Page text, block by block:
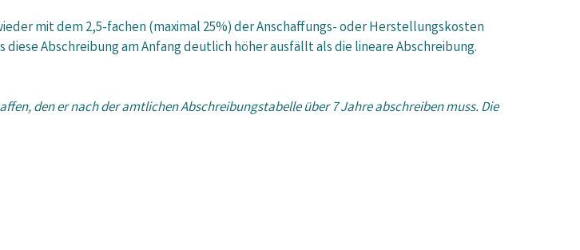
mit dem 2,5-fachen (maximal 25%) der Anschaffungs- oder Herstellungskosten
Abschreibung am Anfang deutlich höher ausfällt als die lineare Abschreibung.
den er nach der amtlichen Abschreibungstabelle über 7 Jahre abschreiben muss. Die